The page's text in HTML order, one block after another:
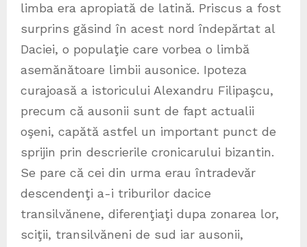
limba era apropiată de latină. Priscus a fost
surprins găsind în acest nord îndepărtat al
Daciei, o populaţie care vorbea o limbă
asemănătoare limbii ausonice. Ipoteza
curajoasă a istoricului Alexandru Filipaşcu,
precum că ausonii sunt de fapt actualii
oşeni, capătă astfel un important punct de
sprijin prin descrierile cronicarului bizantin.
Se pare că cei din urma erau întradevăr
descendenţi a-i triburilor dacice
transilvănene, diferenţiaţi dupa zonarea lor,
sciţii, transilvăneni de sud iar ausonii,